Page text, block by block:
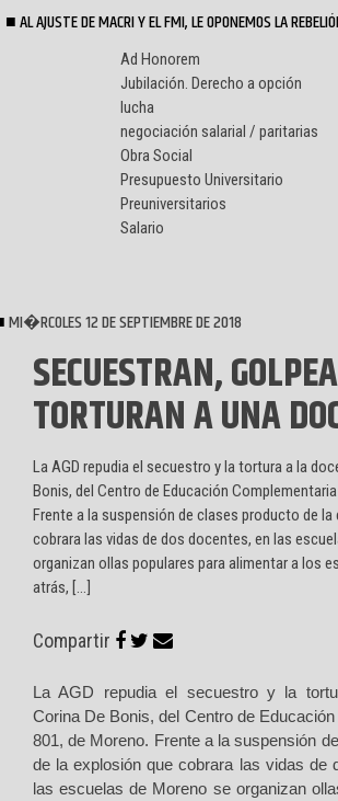
AL AJUSTE DE MACRI Y EL FMI, LE OPONEMOS LA
Ad Honorem
Jubilación. Derecho a opción
lucha
negociación salarial / paritarias
Obra Social
Presupuesto Universitario
Preuniversitarios
Salario
MI�RCOLES 12 DE SEPTIEMBRE DE 2018
SECUESTRAN,
TORTURAN A UNA
La AGD repudia el secuestro y la tortura a la
Bonis, del Centro de Educación Complementaria
Frente a la suspensión de clases producto de la
cobrara las vidas de dos docentes, en las
organizan ollas populares para alimentar a los
atrás, […]
Compartir
La AGD repudia el secuestro y la
Corina De Bonis, del Centro de
801, de Moreno. Frente a la suspensión
de la explosión que cobrara las vidas de
las escuelas de Moreno se organizan